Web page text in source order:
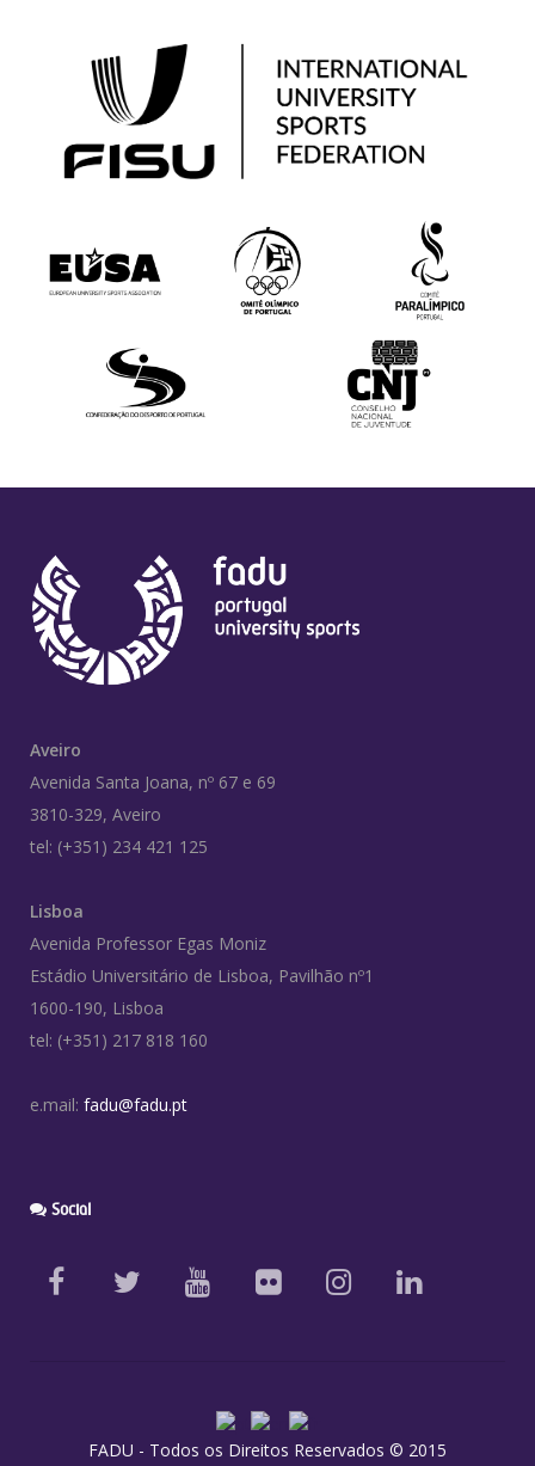
Aveiro
Avenida Santa Joana, nº 67 e 69
3810-329, Aveiro
tel: (+351) 234 421 125
Lisboa
Avenida Professor Egas Moniz
Estádio Universitário de Lisboa, Pavilhão nº1
1600-190, Lisboa
tel: (+351) 217 818 160
e.mail: fadu@fadu.pt
Social
FADU - Todos os Direitos Reservados © 2015